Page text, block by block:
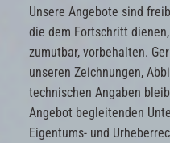
Unsere Angebote sind
die dem Fortschritt
zumutbar, vorbehalten.
unseren Zeichnungen,
technischen Angaben
Angebot begleitenden
Eigentums- und